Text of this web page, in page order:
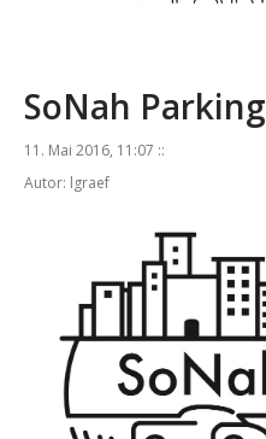
SoNah Parking
11. Mai 2016, 11:07 ::
Autor: lgraef